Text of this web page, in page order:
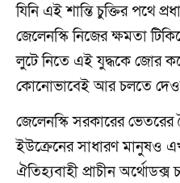
যিনি এই শান্তি চুক্তির পথে
জেলেনস্কি নিজের ক্ষমতা
লুটে নিতে এই যুদ্ধকে জোর
কোনোভাবেই আর চলতে
জেলেনস্কি সরকারের ভেতরের
ইউক্রেনের সাধারণ মানুষও
ঐতিহ্যবাহী প্রাচীন অর্থোডক্স